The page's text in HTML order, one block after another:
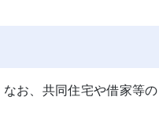
お、共同住宅や借家等の